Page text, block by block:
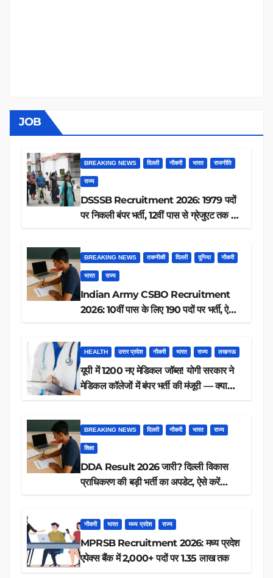
JOB
BREAKING NEWS दिल्ली नौकरी भारत राजनीति
राज्य
DSSSB Recruitment 2026: 1979 पदों
पर निकली बंपर भर्ती, 12वीं पास से ग्रेजुएट तक करें
BREAKING NEWS तकनीकी दिल्ली दुनिया नौकरी
भारत राज्य
Indian Army CSBO Recruitment
2026: 10वीं पास के लिए 190 पदों पर भर्ती, ऐसे
HEALTH उत्तर प्रदेश नौकरी भारत राज्य लखनऊ
यूपी में 1200 नए मेडिकल जॉब्स! योगी सरकार ने
मेडिकल कॉलेजों में बंपर भर्ती की मंजूरी — क्या
BREAKING NEWS दिल्ली नौकरी भारत राज्य
शिक्षा
DDA Result 2026 जारी? दिल्ली विकास
प्राधिकरण की बड़ी भर्ती का अपडेट, ऐसे करें
नौकरी भारत मध्य प्रदेश राज्य
MPRSB Recruitment 2026: मध्य प्रदेश
एपेक्स बैंक में 2,000+ पदों पर 1.35 लाख तक